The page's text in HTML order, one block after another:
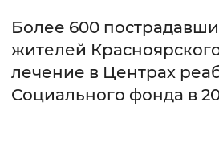
Интервал
Более 600
жителей
лечение в Центрах
Социального фонда в